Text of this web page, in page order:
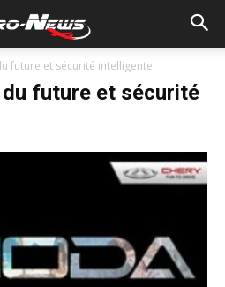
future et sécurité intelligente
future et sécurité